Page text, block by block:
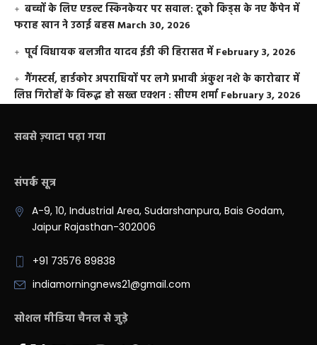
बच्चों के लिए एडल्ट स्किनकेयर पर सवाल: टूको किड्स के नए कैंपेन में
फराह खान ने उठाई बहसMarch 30, 2026
पूर्व विधायक बलजीत यादव ईडी की हिरासत में February 3, 2026
गैंगस्टर्स, हार्डकोर अपराधियों पर लगे प्रभावी अंकुश नशे के कारोबार में
लिप्त गिरोहों के विरूद्ध हो सख्त एक्शन : सीएम शर्मा February 3, 2026
सबसे ज़्यादा पढ़ा गया
संपर्क सूत्र
A-9, 10, Industrial Area, Sudarshanpura, Bais Godam,
Jaipur Rajasthan-302006
+91 73576 89838
indiamorningnews21@gmail.com
सोशल मीडिया चैनल से जुड़े